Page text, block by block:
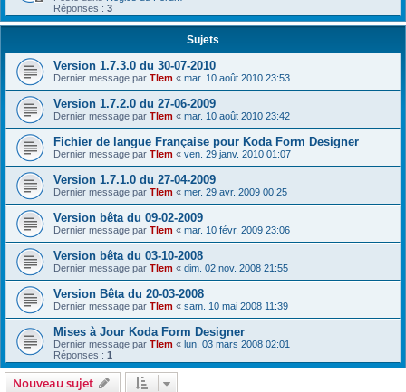
Réponses : 3
Sujets
Version 1.7.3.0 du 30-07-2010
Dernier message par Tlem « mar. 10 août 2010 23:53
Version 1.7.2.0 du 27-06-2009
Dernier message par Tlem « mar. 10 août 2010 23:42
Fichier de langue Française pour Koda Form Designer
Dernier message par Tlem « ven. 29 janv. 2010 01:07
Version 1.7.1.0 du 27-04-2009
Dernier message par Tlem « mer. 29 avr. 2009 00:25
Version bêta du 09-02-2009
Dernier message par Tlem « mar. 10 févr. 2009 23:06
Version bêta du 03-10-2008
Dernier message par Tlem « dim. 02 nov. 2008 21:55
Version Bêta du 20-03-2008
Dernier message par Tlem « sam. 10 mai 2008 11:39
Mises à Jour Koda Form Designer
Dernier message par Tlem « lun. 03 mars 2008 02:01
Réponses : 1
Nouveau sujet